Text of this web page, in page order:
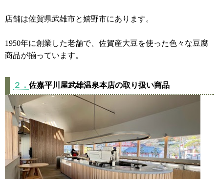
店舗は佐賀県武雄市と嬉野市にあります。
1950年に創業した老舗で、佐賀産大豆を使った色々な豆腐
商品が揃っています。
２． 佐嘉平川屋武雄温泉本店の取り扱い商品